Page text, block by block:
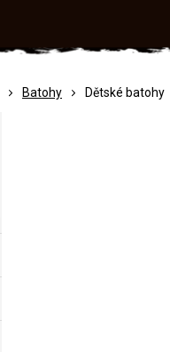
Batohy Dětské batohy